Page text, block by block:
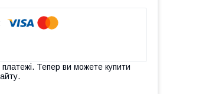
платежі. Тепер ви можете купити